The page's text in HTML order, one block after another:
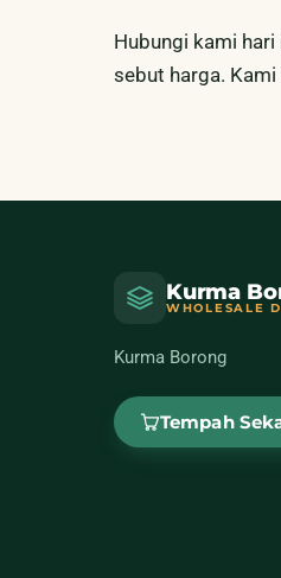
Hubungi kami
sebut harga.
Kurma
WHOLESALE
Kurma Borong
Tempah